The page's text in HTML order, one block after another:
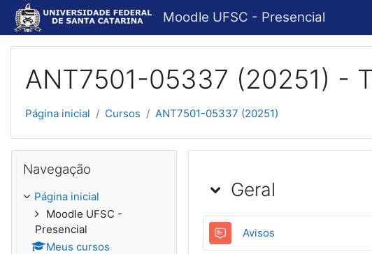
Ir para o conteúdo principal
Moodle UFSC - Presencial
ANT7501-05337 (20251) -
Página inicial Cursos ANT7501-05337 (20251)
Programação
Geral
AvisosFórum
Navegação
Página inicial
Moodle UFSC -
Presencial
Meus cursos